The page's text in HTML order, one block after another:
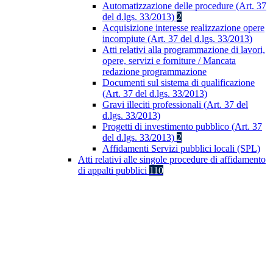
Automatizzazione delle procedure (Art. 37
del d.lgs. 33/2013) 2
Acquisizione interesse realizzazione opere
incompiute (Art. 37 del d.lgs. 33/2013)
Atti relativi alla programmazione di lavori,
opere, servizi e forniture / Mancata
redazione programmazione
Documenti sul sistema di qualificazione
(Art. 37 del d.lgs. 33/2013)
Gravi illeciti professionali (Art. 37 del
d.lgs. 33/2013)
Progetti di investimento pubblico (Art. 37
del d.lgs. 33/2013) 2
Affidamenti Servizi pubblici locali (SPL)
Atti relativi alle singole procedure di affidamento
di appalti pubblici 110